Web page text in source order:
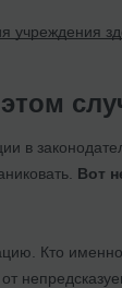
учреждения
в
Вот
Кто